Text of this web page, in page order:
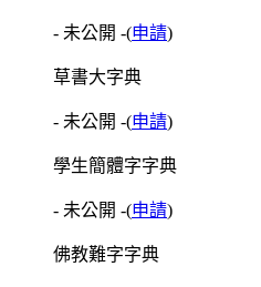
- 未公開 -(申請)
草書大字典
- 未公開 -(申請)
學生簡體字字典
- 未公開 -(申請)
佛教難字字典